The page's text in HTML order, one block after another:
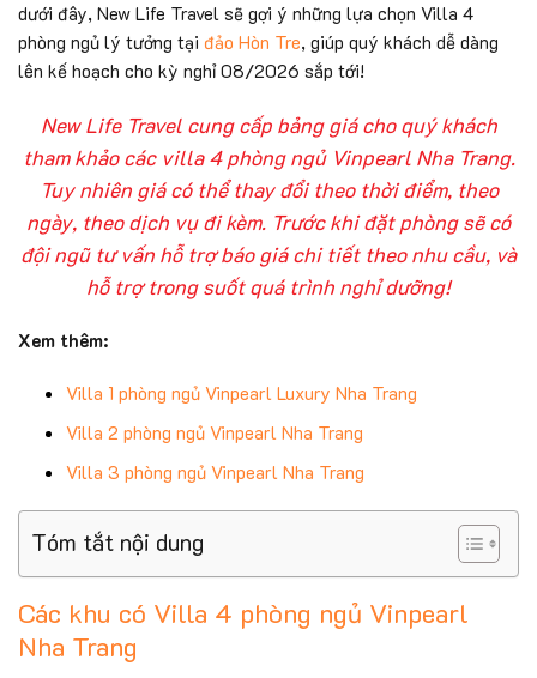
dưới đây, New Life Travel sẽ gợi ý những lựa chọn Villa 4
phòng ngủ lý tưởng tại đảo Hòn Tre, giúp quý khách dễ dàng
lên kế hoạch cho kỳ nghỉ 08/2026 sắp tới!
New Life Travel cung cấp bảng giá cho quý khách
tham khảo các villa 4 phòng ngủ Vinpearl Nha Trang.
Tuy nhiên giá có thể thay đổi theo thời điểm, theo
ngày, theo dịch vụ đi kèm. Trước khi đặt phòng sẽ có
đội ngũ tư vấn hỗ trợ báo giá chi tiết theo nhu cầu, và
hỗ trợ trong suốt quá trình nghỉ dưỡng!
Xem thêm:
Villa 1 phòng ngủ Vinpearl Luxury Nha Trang
Villa 2 phòng ngủ Vinpearl Nha Trang
Villa 3 phòng ngủ Vinpearl Nha Trang
Tóm tắt nội dung
Các khu có Villa 4 phòng ngủ Vinpearl
Nha Trang